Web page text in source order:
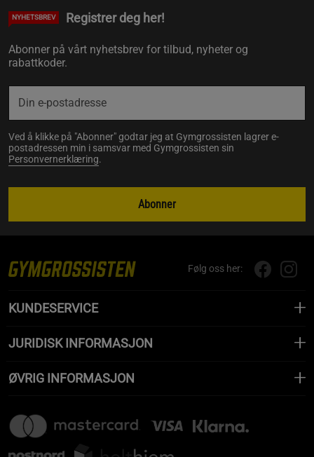
NYHETSBREV Registrer deg her!
Abonner på vårt nyhetsbrev for tilbud, nyheter og
rabattkoder.
Ved å klikke på "Abonner" godtar jeg at Gymgrossisten lagrer e-
postadressen min i samsvar med Gymgrossisten sin
Personvernerklæring.
Abonner
Følg oss her:
KUNDESERVICE
JURIDISK INFORMASJON
ØVRIG INFORMASJON